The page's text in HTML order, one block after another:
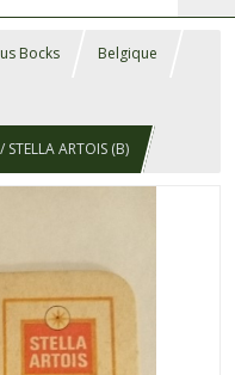
Bocks Belgique
ARTOIS (B)